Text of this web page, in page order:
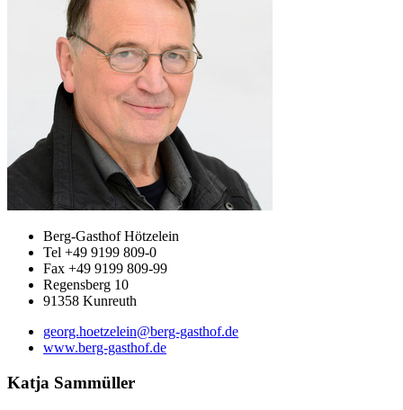
Berg-Gasthof Hötzelein
Tel +49 9199 809-0
Fax +49 9199 809-99
Regensberg 10
91358 Kunreuth
georg.hoetzelein@berg-gasthof.de
www.berg-gasthof.de
Katja Sammüller